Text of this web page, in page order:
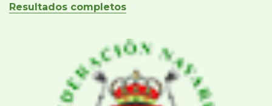
Resultados completos